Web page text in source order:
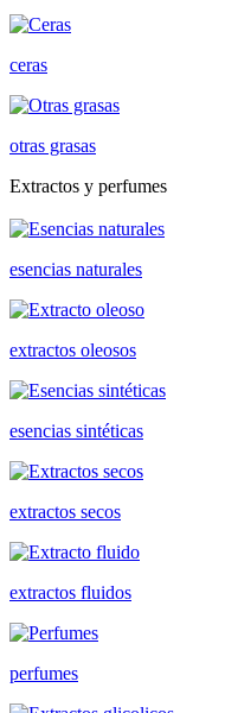
ceras
otras grasas
Extractos y perfumes
esencias naturales
extractos oleosos
esencias sintéticas
extractos secos
extractos fluidos
perfumes